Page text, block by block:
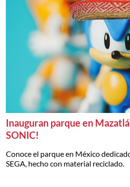
Inauguran parque en
SONIC!
Conoce el parque en México
SEGA, hecho con material reciclado.